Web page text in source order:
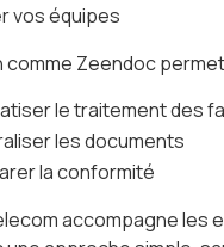
vos équipes
comme Zeendoc
le traitement des
les documents
la conformité
accompagne les